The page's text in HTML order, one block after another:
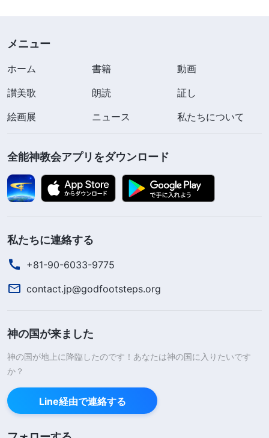
メニュー
ホーム 書籍
動画
讃美歌
朗読
証し
絵画展
ニュース 私たちについて
全能神教会アプリをダウンロード
私たちに連絡する
+81-90-6033-9775
contact.jp@godfootsteps.org
神の国が来ました
神の国が地上に降臨したのです！あなたは神の国に入りたいです
か？
Line経由で連絡する